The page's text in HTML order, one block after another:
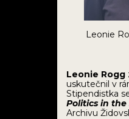
Leonie
Leonie Rogg
uskutečnil v
Stipendistka
Politics in
Archivu